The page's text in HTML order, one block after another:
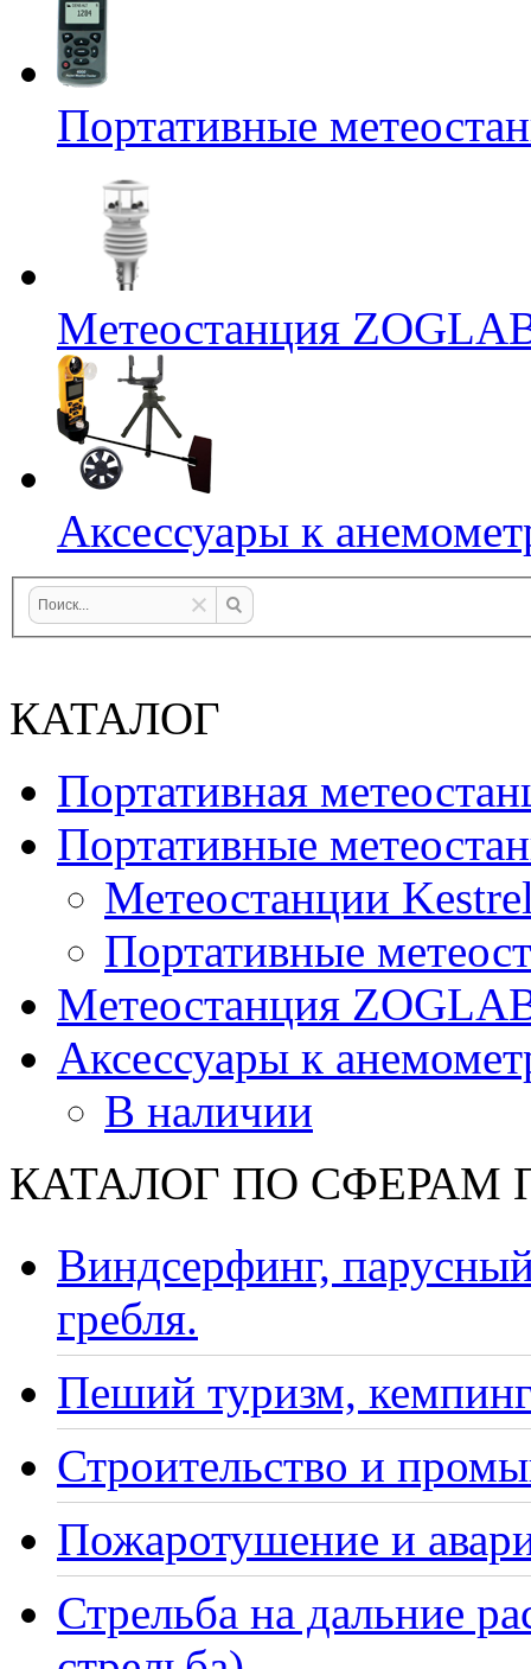
Портативные
Mетеостанция
Аксессуары к
КАТАЛОГ
Портативная
Портативные
Метеостанции
Портативные
Mетеостанция
Аксессуары к
В наличии
КАТАЛОГ ПО СФЕРАМ
Виндсерфинг,
гребля.
Пеший туризм,
Строительство и
Пожаротушение и
Стрельба на дальние